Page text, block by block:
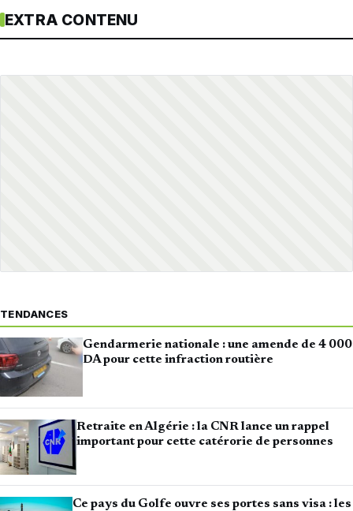
EXTRA CONTENU
TENDANCES
Gendarmerie nationale : une amende de 4 000
DA pour cette infraction routière
Retraite en Algérie : la CNR lance un rappel
important pour cette catérorie de personnes
Ce pays du Golfe ouvre ses portes sans visa : les